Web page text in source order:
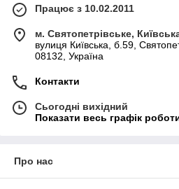
Працює з 10.02.2011
м. Святопетрівське,
вулиця Київська, б.59,
08132, Україна
Контакти
Сьогодні вихідний
Показати весь графік
Про нас